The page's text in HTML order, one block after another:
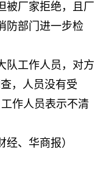
厂家拒绝，且厂
防部门进一步检
队工作人员，对方
，人员没有受
作人员表示不清
经、华商报）